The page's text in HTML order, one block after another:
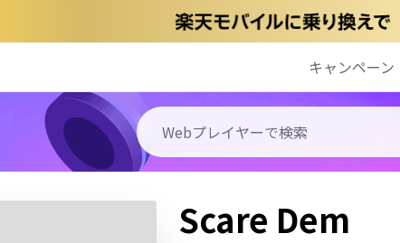
キャンペーン
Scare Dem